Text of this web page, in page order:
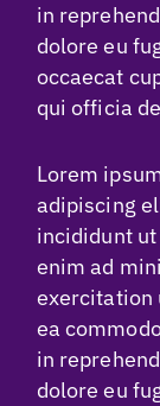
in
dolore eu
occaecat
qui officia
Lorem
adipiscing
incididunt
enim ad
exercitation
ea
in
dolore eu